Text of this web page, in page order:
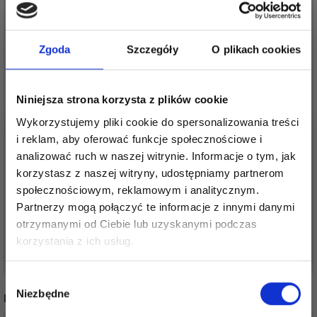
Zgoda Szczegóły O plikach cookies
Niniejsza strona korzysta z plików cookie
Wykorzystujemy pliki cookie do spersonalizowania treści
i reklam, aby oferować funkcje społecznościowe i
analizować ruch w naszej witrynie. Informacje o tym, jak
korzystasz z naszej witryny, udostępniamy partnerom
społecznościowym, reklamowym i analitycznym.
Partnerzy mogą połączyć te informacje z innymi danymi
otrzymanymi od Ciebie lub uzyskanymi podczas
korzystania z ich usług.
zgody
Niezbędne
KORALIKI HAMA MIDI
W PASKI, 3000 SZT
17,95 zł
Zobacz wszystkie opcje
KORALIKI HAMA MIDI,
MIX, 1000 SZT
8,99 zł
INNI TEŻ WIDZIELI
Oszczędź nawet do 50%
miłośników włóczek i uzyskaj wyłączny
dostęp do inspirujących wzorów na druty i